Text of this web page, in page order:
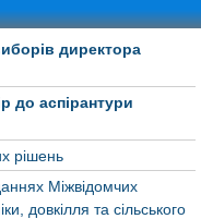
директора
до аспірантури
рішень
Міжвідомчих
довкілля та сільського